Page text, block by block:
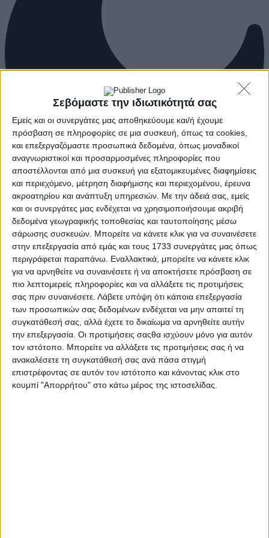
Σεβόμαστε την ιδιωτικότητά σας
Εμείς και οι συνεργάτες μας αποθηκεύουμε και/ή έχουμε
πρόσβαση σε πληροφορίες σε μια συσκευή, όπως τα cookies,
και επεξεργαζόμαστε προσωπικά δεδομένα, όπως μοναδικοί
αναγνωριστικοί και προσαρμοσμένες πληροφορίες που
αποστέλλονται από μια συσκευή για εξατομικευμένες διαφημίσεις
και περιεχόμενο, μέτρηση διαφήμισης και περιεχομένου, έρευνα
ακροατηρίου και ανάπτυξη υπηρεσιών. Με την άδειά σας, εμείς
και οι συνεργάτες μας ενδέχεται να χρησιμοποιήσουμε ακριβή
δεδομένα γεωγραφικής τοποθεσίας και ταυτοποίησης μέσω
σάρωσης συσκευών. Μπορείτε να κάνετε κλικ για να συναινέσετε
στην επεξεργασία από εμάς και τους 1733 συνεργάτες μας όπως
περιγράφεται παραπάνω. Εναλλακτικά, μπορείτε να κάνετε κλικ
για να αρνηθείτε να συναινέσετε ή να αποκτήσετε πρόσβαση σε
πιο λεπτομερείς πληροφορίες και να αλλάξετε τις προτιμήσεις
σας πριν συναινέσετε. Λάβετε υπόψη ότι κάποια επεξεργασία
των προσωπικών σας δεδομένων ενδέχεται να μην απαιτεί τη
συγκατάθεσή σας, αλλά έχετε το δικαίωμα να αρνηθείτε αυτήν
την επεξεργασία. Οι προτιμήσεις σαςθα ισχύουν μόνο για αυτόν
τον ιστότοπο. Μπορείτε να αλλάξετε τις προτιμήσεις σας ή να
ανακαλέσετε τη συγκατάθεσή σας ανά πάσα στιγμή
επιστρέφοντας σε αυτόν τον ιστότοπο και κάνοντας κλικ στο
κουμπί "Απορρήτου" στο κάτω μέρος της ιστοσελίδας.